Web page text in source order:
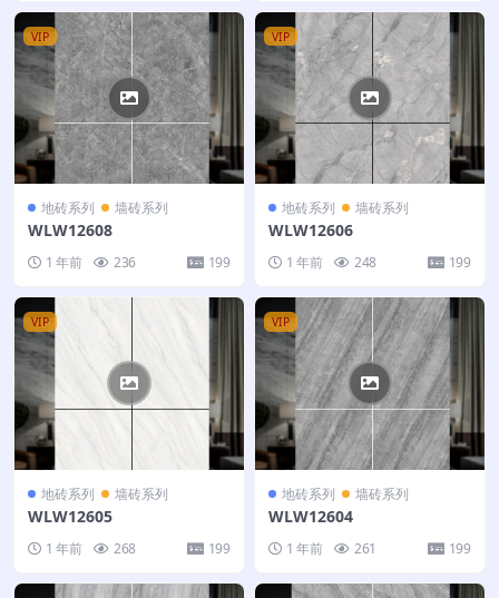
VIP
地砖系列 墙砖系列
WLW12608
1 年前 236 199
VIP
地砖系列 墙砖系列
WLW12606
1 年前 248 199
VIP
地砖系列 墙砖系列
WLW12605
1 年前 268 199
VIP
地砖系列 墙砖系列
WLW12604
1 年前 261 199